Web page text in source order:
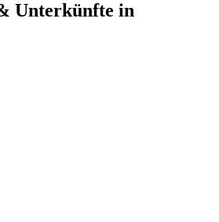
Unterkünfte in